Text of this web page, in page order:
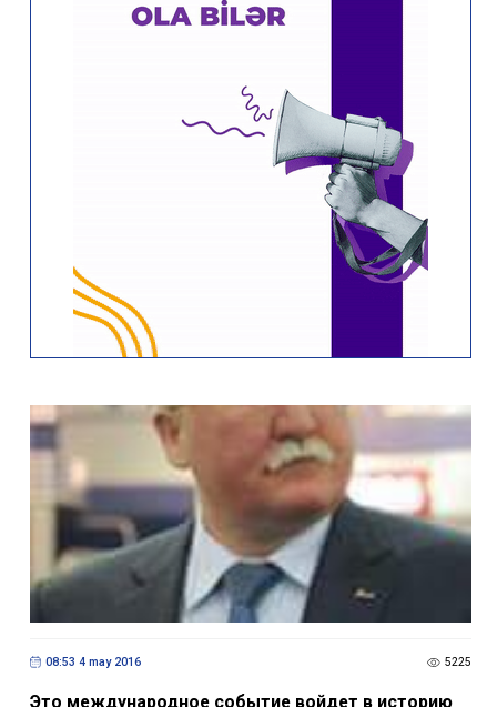
08:53 4 may 2016 5225
Это международное событие войдет в историю